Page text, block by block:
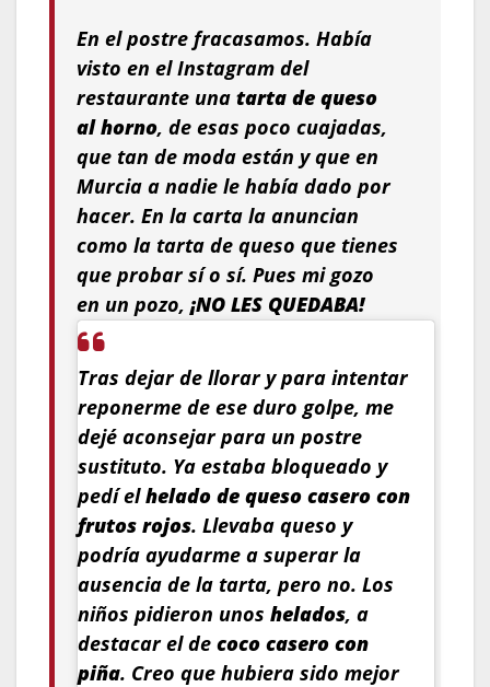
En el postre fracasamos. Había
visto en el Instagram del
restaurante una tarta de queso
al horno, de esas poco cuajadas,
que tan de moda están y que en
Murcia a nadie le había dado por
hacer. En la carta la anuncian
como la tarta de queso que tienes
que probar sí o sí. Pues mi gozo
en un pozo, ¡NO LES QUEDABA!
Tras dejar de llorar y para intentar
reponerme de ese duro golpe, me
dejé aconsejar para un postre
sustituto. Ya estaba bloqueado y
pedí elhelado de queso casero con
frutos rojos. Llevaba queso y
podría ayudarme a superar la
ausencia de la tarta, pero no. Los
niños pidieron unos helados, a
destacar el de coco casero con
piña. Creo que hubiera sido mejor